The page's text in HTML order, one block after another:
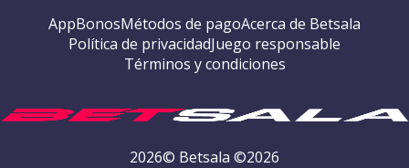
AppBonosMétodos de pagoAcerca de Betsala
Política de privacidadJuego responsable
Términos y condiciones
2026© Betsala ©2026